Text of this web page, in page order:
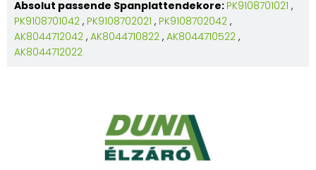
Absolut passende Spanplattendekore: PK9108701021 ,
PK9108701042 , PK9108702021 , PK9108702042 ,
AK8044712042 , AK8044710822 , AK8044710522 ,
AK8044712022